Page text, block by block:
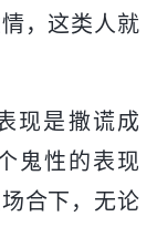
，这类人就
现是撒谎成
鬼性的表现
合下，无论